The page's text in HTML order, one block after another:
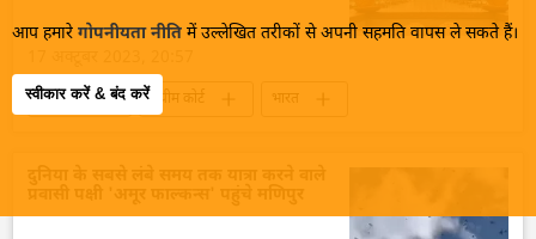
आप हमारे गोपनीयता नीति में उल्लेखित तरीकों से अपनी सहमति वापस ले सकते हैं।
स्वीकार करें & बंद करें
राजनीति सुप्रीम कोर्ट
भारत